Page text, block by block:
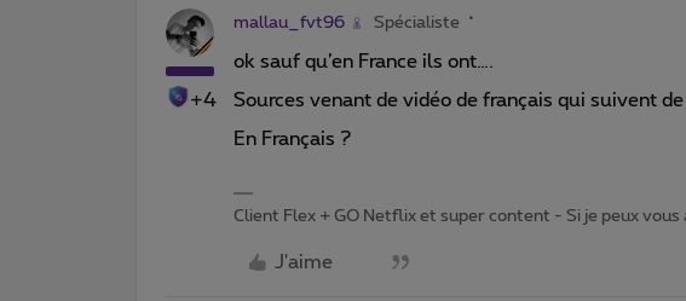
+4
mallau_fvt96 Spécialiste
ok sauf qu’en France ils ont….
Sources venant de vidéo de français qui suivent
En Français ?
Client Flex + GO Netflix et super content - Si je peux
J'aime